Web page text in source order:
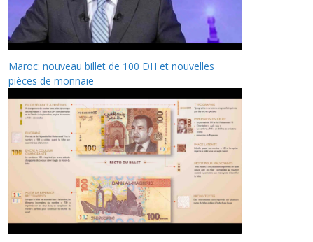
Maroc: nouveau billet de 100 DH et nouvelles
pièces de monnaie